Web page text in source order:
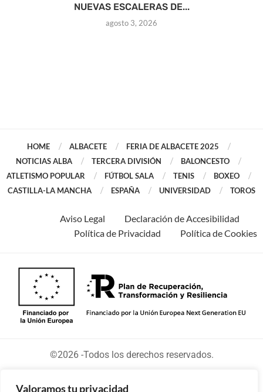
Valoramos tu privacidad
NUEVAS ESCALERAS DE...
agosto 3, 2026
HOME ALBACETE
FERIA DE ALBACETE 2025
NOTICIAS ALBA
TERCERA DIVISIÓN
BALONCESTO
ATLETISMO POPULAR
FÚTBOL SALA TENIS
BOXEO
CASTILLA-LA MANCHA
ESPAÑA UNIVERSIDAD TOROS
Aviso Legal
Declaración de Accesibilidad
Política de Privacidad
Política de Cookies
©2026 -Todos los derechos reservados.